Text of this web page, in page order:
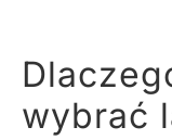
wybrać